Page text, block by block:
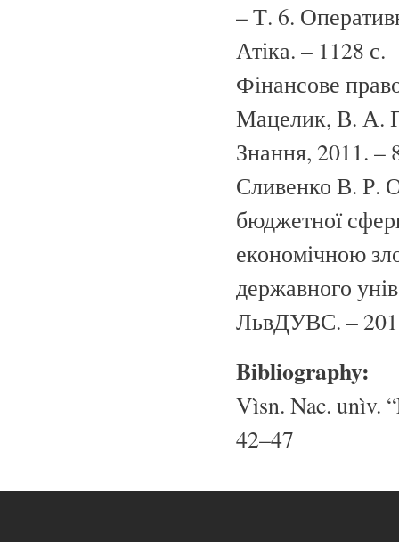
– Т. 6.
Атіка. – 1128 с.
Фінансове
Мацелик, В. А.
Знання, 2011. –
Сливенко В. Р.
бюджетної
економічною
державного
ЛьвДУВС. –
Bibliography:
Vìsn. Nac. unìv.
42–47